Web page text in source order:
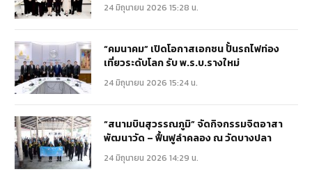
24 มิถุนายน 2026 15:28 น.
“คมนาคม” เปิดโอกาสเอกชน ปั้นรถไฟท่อง
เที่ยวระดับโลก รับ พ.ร.บ.รางใหม่
24 มิถุนายน 2026 15:24 น.
“สนามบินสุวรรณภูมิ” จัดกิจกรรมจิตอาสา
พัฒนาวัด – ฟื้นฟูลำคลอง ณ วัดบางปลา
24 มิถุนายน 2026 14:29 น.